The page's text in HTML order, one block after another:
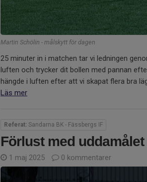
Martin Schölin - målskytt för dagen
25 minuter in i matchen tar vi ledningen
luften och trycker dit bollen med pannan
hängde i luften efter att vi skapat flera bra
Läs mer
Referat: Sandarna BK - Fässbergs IF
Förlust med uddamålet
1 maj 2025 0 kommentarer